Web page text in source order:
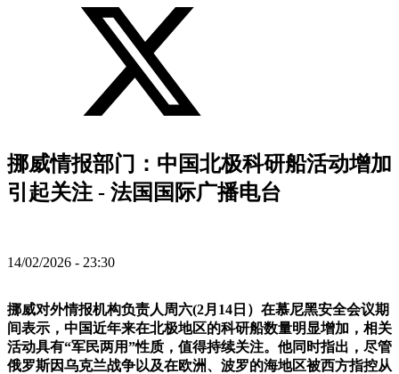
挪威情报部门：中国北极科研船活动增加
引起关注 - 法国国际广播电台
14/02/2026 - 23:30
挪威对外情报机构负责人周六(2月14日）在慕尼黑安全会议期
间表示，中国近年来在北极地区的科研船数量明显增加，相关
活动具有“军民两用”性质，值得持续关注。他同时指出，尽管
俄罗斯因乌克兰战争以及在欧洲、波罗的海地区被西方指控从